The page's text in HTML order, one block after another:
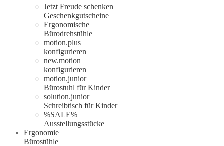
Jetzt Freude schenken
Geschenkgutscheine
Ergonomische
Bürodrehstühle
motion.plus
konfigurieren
new.motion
konfigurieren
motion.junior
Bürostuhl für Kinder
solution.junior
Schreibtisch für Kinder
%SALE%
Ausstellungsstücke
Ergonomie
Bürostühle